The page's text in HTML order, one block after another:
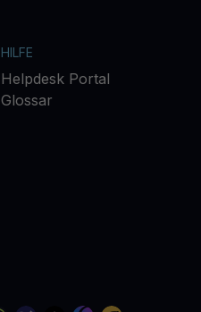
HILFE
Helpdesk Portal
Glossar